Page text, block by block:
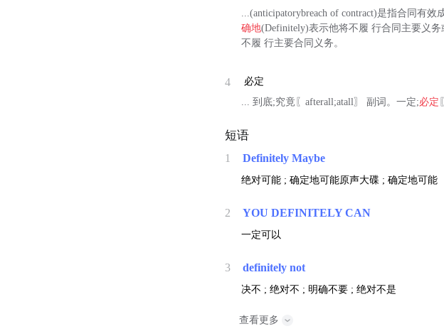
...(anticipatorybreach of contract)是指合同有
确地(Definitely)表示他将不履 行合同主要义
不履 行主要合同义务。
4
必定
... 到底;究竟〖afterall;atall〗 副词。一定;必定
短语
1 Definitely Maybe
绝对可能 ; 确定地可能原声大碟 ; 确定地可能
2 YOU DEFINITELY CAN
一定可以
3 definitely not
决不 ; 绝对不 ; 明确不要 ; 绝对不是
查看更多